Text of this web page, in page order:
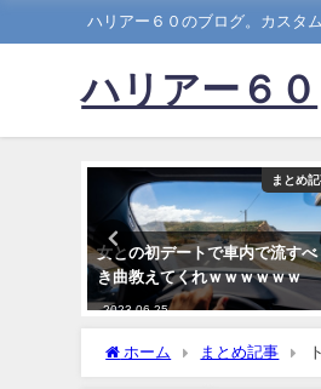
ハリアー６０のブログ。カスタ
ハリアー６０
まとめ
女との初デートで車内で流すべ
き曲教えてくれｗｗｗｗｗｗ
2023-06-25
ホーム まとめ記事